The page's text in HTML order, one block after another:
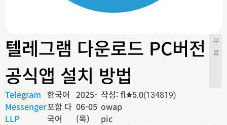
텔레그램 다운로드 PC버전
공식앱 설치 방법
무
료
Telegram
Messenger
LLP
한국어
포함 다
국어
2025-
06-05
(목)
작성: fl
owap
pic
5.0(134819)